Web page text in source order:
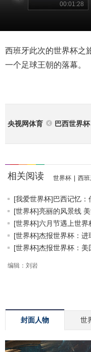
00:01:28
西班牙此次的世界杯之
一个足球王朝的落幕。
央视网体育 巴西世界杯
相关阅读 世界杯 西
[我爱世界杯]巴西记忆：
[世界杯]亮丽的风景线 美
[世界杯]六月节遇上世界
[世界杯]杰报世界杯：进
[世界杯]杰报世界杯：美
编辑：刘岩
封面人物 世